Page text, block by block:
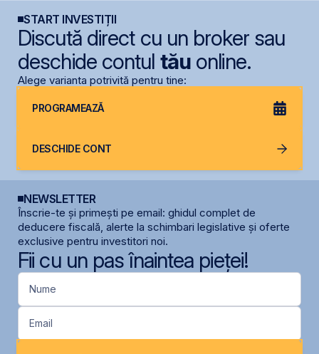
START INVESTIȚII
Discută direct cu un broker sau
deschide contul tăuonline.
Alege varianta potrivită pentru tine:
PROGRAMEAZĂ
DESCHIDE CONT
NEWSLETTER
Înscrie-te și primești pe email: ghidul complet de
deducere fiscală, alerte la schimbari legislative și oferte
exclusive pentru investitori noi.
Fii cu un pas înaintea pieței!
Nume
Email